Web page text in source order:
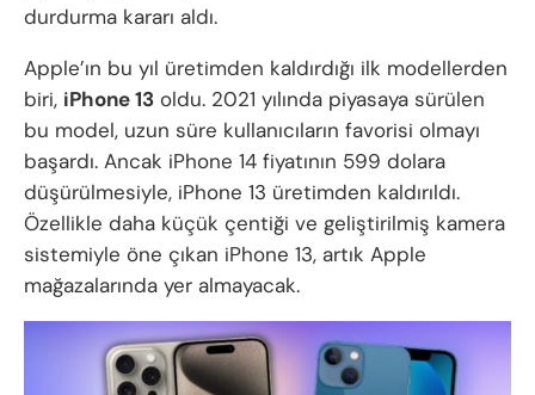
durdurma kararı aldı.
Apple’ın bu yıl üretimden kaldırdığı ilk modellerden
biri, iPhone 13 oldu. 2021 yılında piyasaya sürülen
bu model, uzun süre kullanıcıların favorisi olmayı
başardı. Ancak iPhone 14 fiyatının 599 dolara
düşürülmesiyle, iPhone 13 üretimden kaldırıldı.
Özellikle daha küçük çentiği ve geliştirilmiş kamera
sistemiyle öne çıkan iPhone 13, artık Apple
mağazalarında yer almayacak.